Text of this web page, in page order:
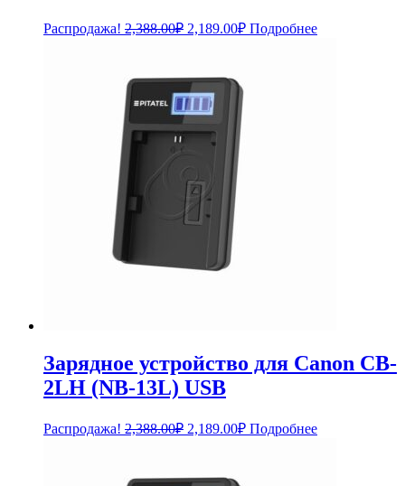
Распродажа! 2,388.00₽ Первоначальная
2,388.00₽.
2,189.00₽Текущая
цена:
Подробнее
Зарядное устройство для Canon CB-
2LH (NB-13L) USB
Распродажа! 2,388.00₽ Первоначальная
2,388.00₽.
2,189.00₽Текущая
цена:
Подробнее